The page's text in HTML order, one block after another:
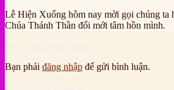
Lễ Hiện Xuống hôm nay mời gọi chúng ta
Chúa Thánh Thần đổi mới tâm hồn mình.
Bạn phải đăng nhập để gửi bình luận.